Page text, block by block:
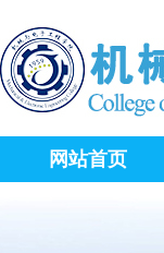
网站首页